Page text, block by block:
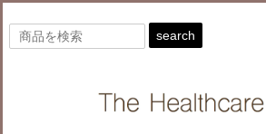
search